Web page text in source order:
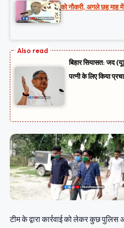
को नौकरी, अगले छह माह में
बिहार सियासत: जद
पत्नी के लिए किया
टीम के द्वारा कार्रवाई को लेकर कुछ पुलिस